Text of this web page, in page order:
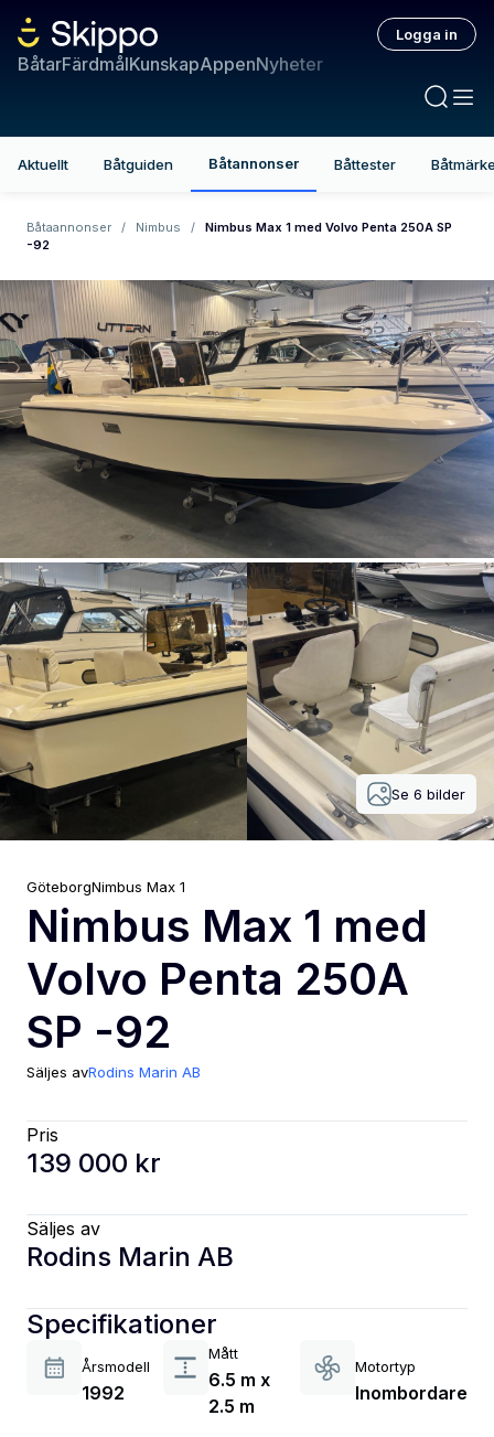
BåtarFärdmålKunskapAppenNyheter
Logga in
Aktuellt Båtguiden Båtannonser Båttester
Båtaannonser / Nimbus /
Nimbus Max 1 med Volvo Penta 250A SP
-92
Se 6 bilder
GöteborgNimbus Max 1
Nimbus Max 1 med
Volvo Penta 250A
SP -92
Säljes avRodins Marin AB
Pris
139 000 kr
Säljes av
Rodins Marin AB
Specifikationer
Årsmodell
1992
Mått
6.5 m x
2.5 m
Motortyp
Inombordare